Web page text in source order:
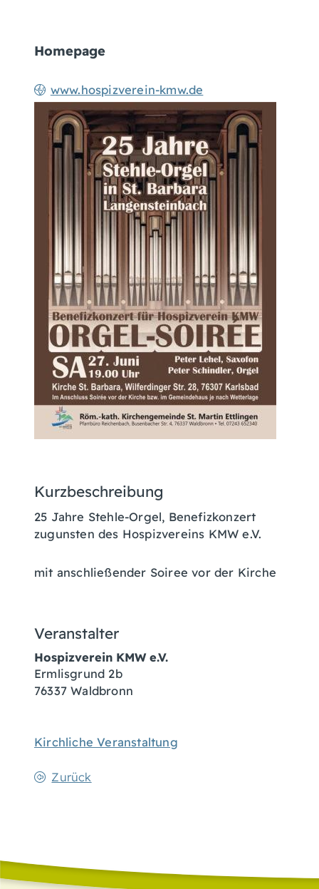
Homepage
www.hospizverein-kmw.de
Kurzbeschreibung
25 Jahre Stehle-Orgel, Benefizkonzert
zugunsten des Hospizvereins KMW e.V.
mit anschließender Soiree vor der Kirche
Veranstalter
Hospizverein KMW e.V.
Ermlisgrund 2b
76337 Waldbronn
Kirchliche Veranstaltung
Zurück